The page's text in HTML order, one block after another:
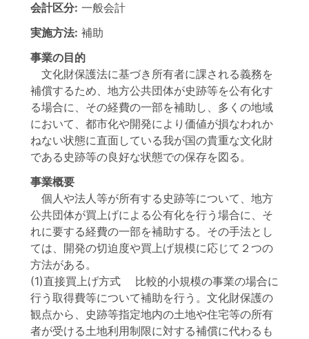
会計区分: 一般会計
実施方法: 補助
事業の目的
文化財保護法に基づき所有者に課される義務を
補償するため、地方公共団体が史跡等を公有化す
る場合に、その経費の一部を補助し、多くの地域
において、都市化や開発により価値が損なわれか
ねない状態に直面している我が国の貴重な文化財
である史跡等の良好な状態での保存を図る。
事業概要
個人や法人等が所有する史跡等について、地方
公共団体が買上げによる公有化を行う場合に、そ
れに要する経費の一部を補助する。その手法とし
ては、開発の切迫度や買上げ規模に応じて２つの
方法がある。
(1)直接買上げ方式 比較的小規模の事業の場合に
行う取得費等について補助を行う。文化財保護の
観点から、史跡等指定地内の土地や住宅等の所有
者が受ける土地利用制限に対する補償に代わるも